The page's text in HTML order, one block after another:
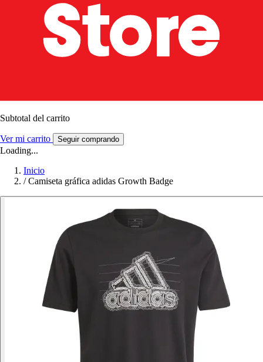
Subtotal del carrito
Ver mi carrito Seguir comprando
Loading...
Inicio
/ Camiseta gráfica adidas Growth Badge